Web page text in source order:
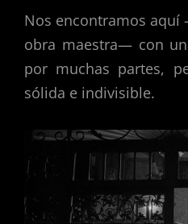
Nos encontramos
obra maestra— con
por muchas partes,
sólida e indivisible.